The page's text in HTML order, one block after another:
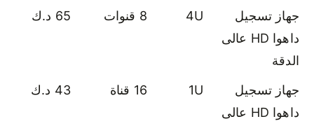
جهاز تسجيل
داهوا HD عالى
الدقة
4U 8 قنوات 65 د.ك
جهاز تسجيل
داهوا HD عالى
1U 16 قناة 43 د.ك